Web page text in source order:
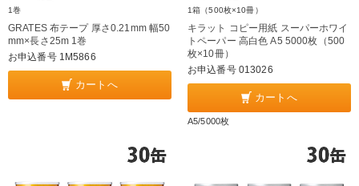
1巻
GRATES 布テープ 厚さ0.21mm 幅50
mm×長さ25m 1巻
お申込番号 1M5866
カートへ
1箱（500枚×10冊）
キラット コピー用紙 スーパーホワイ
トペーパー 高白色 A5 5000枚（500
枚×10冊）
お申込番号 013026
カートへ
A5/5000枚